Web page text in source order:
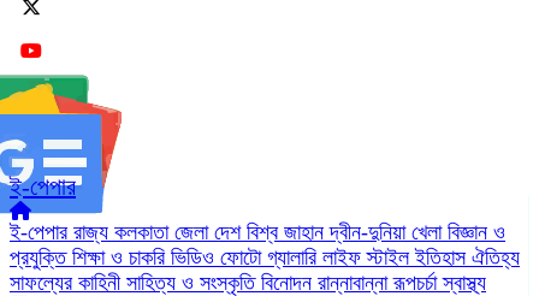
ই-পেপার
ই-পেপার রাজ্য কলকাতা জেলা দেশ বিশ্ব জাহানদ্বীন-দুনিয়া খেলা বিজ্ঞান ও
প্রযুক্তি শিক্ষা ও চাকরি ভিডিও ফোটো গ্যালারি লাইফ স্টাইলইতিহাস ঐতিহ্য
সাফল্যের কাহিনী সাহিত্য ও সংস্কৃতি বিনোদন রান্নাবান্নারূপচর্চাস্বাস্থ্য